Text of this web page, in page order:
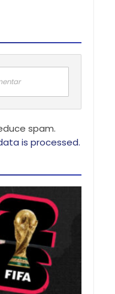
spam.
is processed.